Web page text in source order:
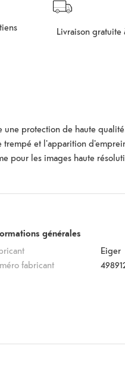
Livraison
une protection de haute
trempé et l'apparition
pour les images haute
l'appareil photo sans
générales
Eiger
fabricant